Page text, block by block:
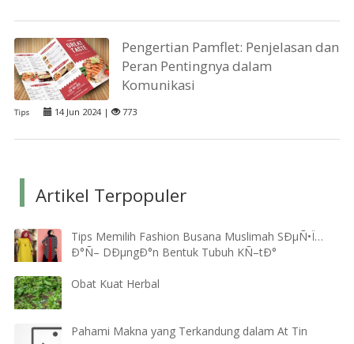
Pengertian Pamflet: Penjelasan dan
Peran Pentingnya dalam
Komunikasi
Tips 14 Jun 2024 | 773
Artikel Terpopuler
Tips Memilih Fashion Busana Muslimah SÐµÑ•Ï…
Ð°Ñ– DÐµngÐ°n Bentuk Tubuh KÑ–tÐ°
Obat Kuat Herbal
Pahami Makna yang Terkandung dalam At Tin